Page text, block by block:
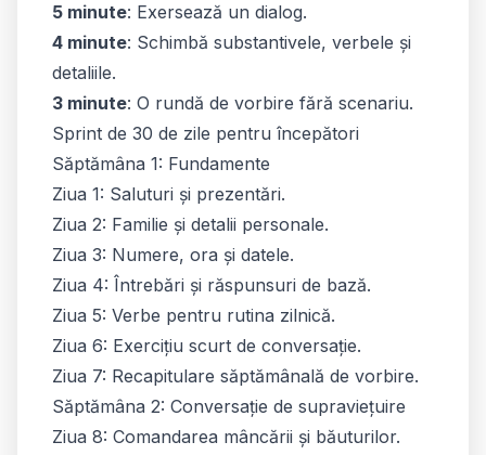
5 minute: Exersează un dialog.
4 minute: Schimbă substantivele, verbele și
detaliile.
3 minute: O rundă de vorbire fără scenariu.
Sprint de 30 de zile pentru începători
Săptămâna 1: Fundamente
Ziua 1: Saluturi și prezentări.
Ziua 2: Familie și detalii personale.
Ziua 3: Numere, ora și datele.
Ziua 4: Întrebări și răspunsuri de bază.
Ziua 5: Verbe pentru rutina zilnică.
Ziua 6: Exercițiu scurt de conversație.
Ziua 7: Recapitulare săptămânală de vorbire.
Săptămâna 2: Conversație de supraviețuire
Ziua 8: Comandarea mâncării și băuturilor.